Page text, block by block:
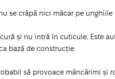
se crăpă nici măcar pe
și nu intră în cuticule.
bază de construcție.
să provoace mâncărimi și